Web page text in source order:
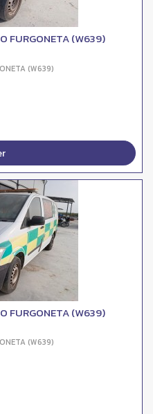
FURGONETA (W639)
(W639)
FURGONETA (W639)
(W639)